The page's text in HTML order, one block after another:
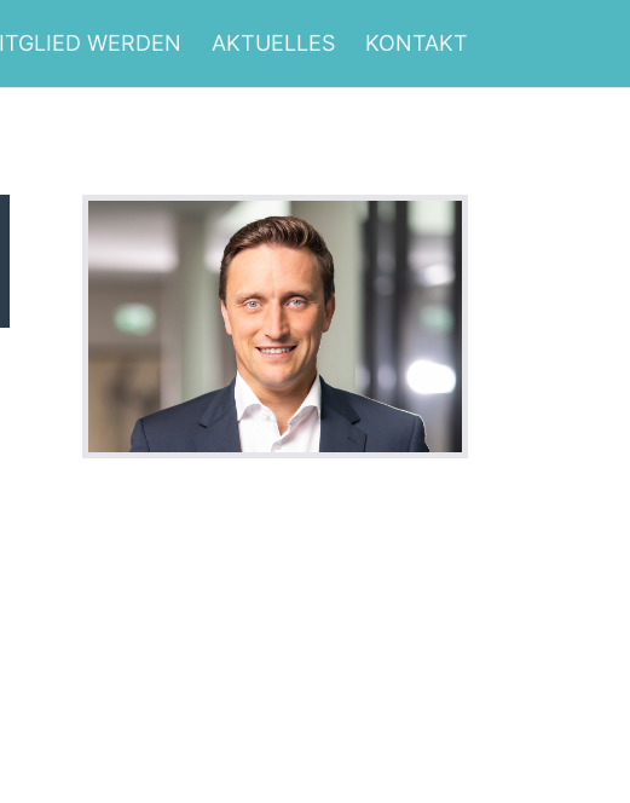
WERDEN AKTUELLES KONTAKT